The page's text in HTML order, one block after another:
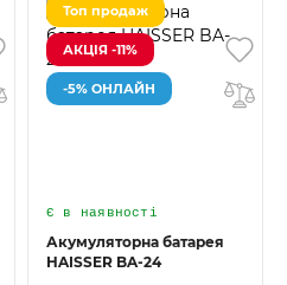
Топ продаж
АКЦІЯ -11%
-5% ОНЛАЙН
Є в наявності
Акумуляторна батарея
HAISSER BA-24